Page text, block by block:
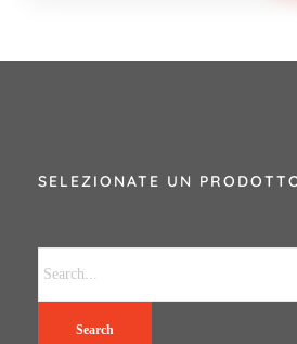
SELEZIONATE UN
Search